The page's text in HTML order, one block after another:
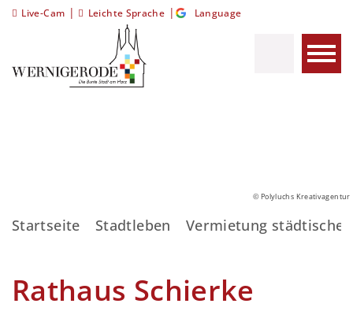
Live-Cam | Leichte Sprache | Language
© Polyluchs Kreativagentur
Startseite Stadtleben Vermietung städtischer
Rathaus Schierke